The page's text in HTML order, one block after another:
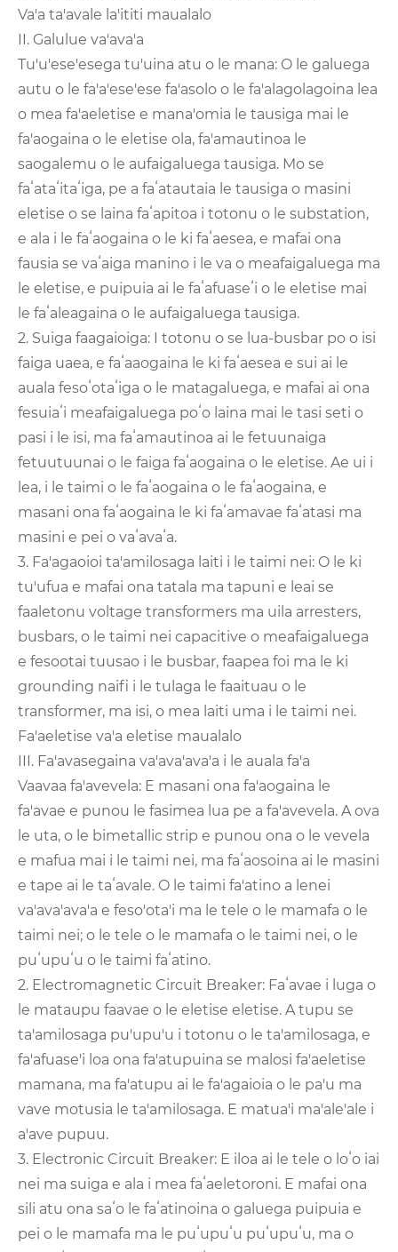
Va'a ta'avale la'ititi maualalo
II. Galulue va'ava'a
Tu'u'ese'esega tu'uina atu o le mana: O le galuega
autu o le fa'a'ese'ese fa'asolo o le fa'alagolagoina lea
o mea fa'aeletise e mana'omia le tausiga mai le
fa'aogaina o le eletise ola, fa'amautinoa le
saogalemu o le aufaigaluega tausiga. Mo se
faʻataʻitaʻiga, pe a faʻatautaia le tausiga o masini
eletise o se laina faʻapitoa i totonu o le substation,
e ala i le faʻaogaina o le ki faʻaesea, e mafai ona
fausia se vaʻaiga manino i le va o meafaigaluega ma
le eletise, e puipuia ai le faʻafuaseʻi o le eletise mai
le faʻaleagaina o le aufaigaluega tausiga.
2. Suiga faagaioiga: I totonu o se lua-busbar po o isi
faiga uaea, e faʻaaogaina le ki faʻaesea e sui ai le
auala fesoʻotaʻiga o le matagaluega, e mafai ai ona
fesuiaʻi meafaigaluega poʻo laina mai le tasi seti o
pasi i le isi, ma faʻamautinoa ai le fetuunaiga
fetuutuunai o le faiga faʻaogaina o le eletise. Ae ui i
lea, i le taimi o le faʻaogaina o le faʻaogaina, e
masani ona faʻaogaina le ki faʻamavae faʻatasi ma
masini e pei o vaʻavaʻa.
3. Fa'agaoioi ta'amilosaga laiti i le taimi nei: O le ki
tu'ufua e mafai ona tatala ma tapuni e leai se
faaletonu voltage transformers ma uila arresters,
busbars, o le taimi nei capacitive o meafaigaluega
e fesootai tuusao i le busbar, faapea foi ma le ki
grounding naifi i le tulaga le faaituau o le
transformer, ma isi, o mea laiti uma i le taimi nei.
Fa'aeletise va'a eletise maualalo
III. Fa'avasegaina va'ava'ava'a i le auala fa'a
Vaavaa fa'avevela: E masani ona fa'aogaina le
fa'avae e punou le fasimea lua pe a fa'avevela. A ova
le uta, o le bimetallic strip e punou ona o le vevela
e mafua mai i le taimi nei, ma faʻaosoina ai le masini
e tape ai le taʻavale. O le taimi fa'atino a lenei
va'ava'ava'a e feso'ota'i ma le tele o le mamafa o le
taimi nei; o le tele o le mamafa o le taimi nei, o le
puʻupuʻu o le taimi faʻatino.
2. Electromagnetic Circuit Breaker: Faʻavae i luga o
le mataupu faavae o le eletise eletise. A tupu se
ta'amilosaga pu'upu'u i totonu o le ta'amilosaga, e
fa'afuase'i loa ona fa'atupuina se malosi fa'aeletise
mamana, ma fa'atupu ai le fa'agaioia o le pa'u ma
vave motusia le ta'amilosaga. E matua'i ma'ale'ale i
a'ave pupuu.
3. Electronic Circuit Breaker: E iloa ai le tele o loʻo iai
nei ma suiga e ala i mea faʻaeletoroni. E mafai ona
sili atu ona saʻo le faʻatinoina o galuega puipuia e
pei o le mamafa ma le puʻupuʻu puʻupuʻu, ma o